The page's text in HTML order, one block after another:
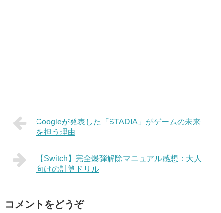
Googleが発表した「STADIA」がゲームの未来
を担う理由
【Switch】完全爆弾解除マニュアル感想：大人
向けの計算ドリル
コメントをどうぞ